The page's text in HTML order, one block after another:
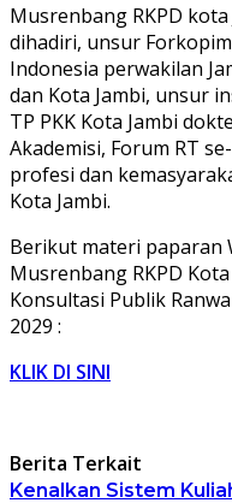
Musrenbang RKPD
dihadiri, unsur
Indonesia perwakilan
dan Kota Jambi, unsur
TP PKK Kota Jambi
Akademisi, Forum RT
profesi dan
Kota Jambi.
Berikut materi paparan
Musrenbang RKPD
Konsultasi Publik
2029 :
KLIK DI SINI
Berita Terkait
Kenalkan Sistem